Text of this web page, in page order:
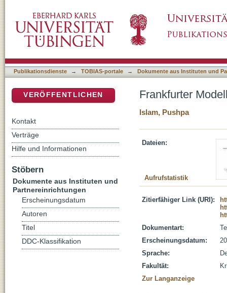
Publikationsdienste → TOBIAS-portale → Dokumente aus Instituten und
Frankfurter
Islam, Pushpa
Dateien:
Aufrufstatistik
Zitierfähiger Link (URI):
Dokumentart:
Erscheinungsdatum:
Sprache:
Fakultät:
Zur Langanzeige
VERÖFFENTLICHEN
Kontakt
Verträge
Hilfe und Informationen
Stöbern
Dokumente aus Instituten und
Partnereinrichtungen
Erscheinungsdatum
Autoren
Titel
DDC-Klassifikation